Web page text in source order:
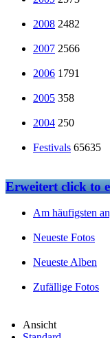
2008 2482
2007 2566
2006 1791
2005 358
2004 250
Festivals 65635
Erweitertclick to
Am häufigsten
Neueste Fotos
Neueste Alben
Zufällige Fotos
Ansicht